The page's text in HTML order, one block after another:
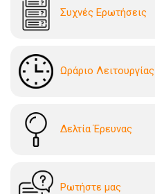
Συχνές Ερωτήσεις
Ωράριο Λειτουργίας
Δελτία Έρευνας
Ρωτήστε μας